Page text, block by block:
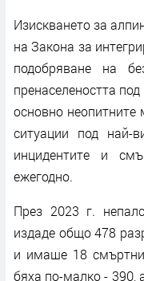
Изискването за
на Закона за
подобряване на
пренаселеността
основно неопитните
ситуации под най-
инцидентите и
ежегодно.
През 2023 г.
издаде общо 478
и имаше 18 смъртни
бяха по-малко - 390,